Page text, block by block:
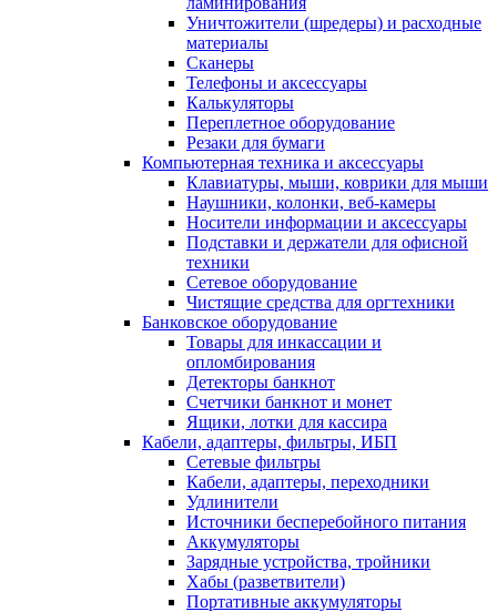
Уничтожители (шредеры) и расходные
материалы
Сканеры
Телефоны и аксессуары
Калькуляторы
Переплетное оборудование
Резаки для бумаги
Компьютерная техника и аксессуары
Клавиатуры, мыши, коврики для мыши
Наушники, колонки, веб-камеры
Носители информации и аксессуары
Подставки и держатели для офисной
техники
Сетевое оборудование
Чистящие средства для оргтехники
Банковское оборудование
Товары для инкассации и
опломбирования
Детекторы банкнот
Счетчики банкнот и монет
Ящики, лотки для кассира
Кабели, адаптеры, фильтры, ИБП
Сетевые фильтры
Кабели, адаптеры, переходники
Удлинители
Источники бесперебойного питания
Аккумуляторы
Зарядные устройства, тройники
Хабы (разветвители)
Портативные аккумуляторы